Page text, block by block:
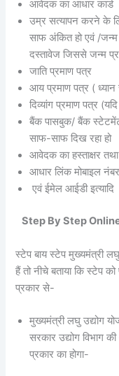
आवेदक का आधार कार्ड
उम्र सत्यापन करने के
साफ अंकित हो एवं /जन्म
दस्तावेज जिससे जन्म
जाति प्रमाण पत्र
आय प्रमाण पत्र ( ध्यान
दिव्यांग प्रमाण पत्र (यदि
बैंक पासबुक/ बैंक
साफ-साफ दिख रहा हो
आवेदक का हस्ताक्षर तथा
आधार लिंक मोबाइल नंबर
एवं ईमेल आईडी इत्यादि
Step By Step
स्टेप बाय स्टेप मुख्यमंत्री
हैं तो नीचे बताया कि स्टेप
प्रकार से-
मुख्यमंत्री लघु उद्योग
सरकार उद्योग विभाग की
प्रकार का होगा-